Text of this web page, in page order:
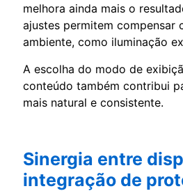
melhora ainda mais o
ajustes permitem compensar
ambiente, como iluminação
A escolha do modo de
conteúdo também contribui
mais natural e consistente.
Sinergia entre
integração de